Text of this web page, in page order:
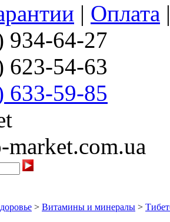
| Оплата
934-64-27
623-54-63
633-59-85
market.com.ua
> Витамины и минералы >